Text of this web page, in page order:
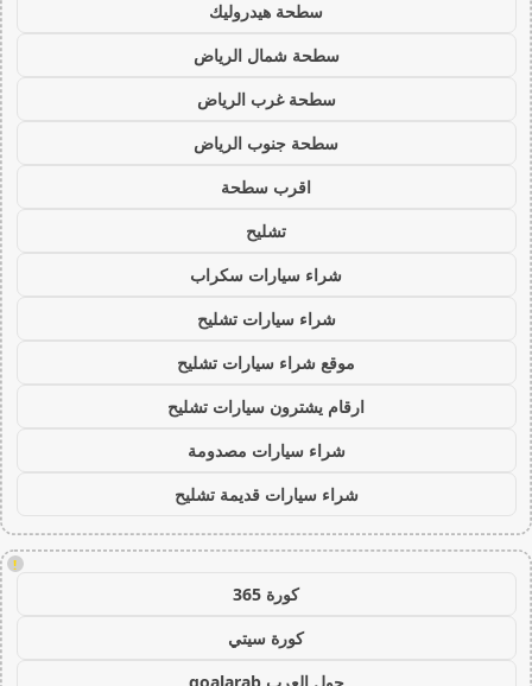
سطحة هيدروليك
سطحة شمال الرياض
سطحة غرب الرياض
سطحة جنوب الرياض
اقرب سطحة
تشليح
شراء سيارات سكراب
شراء سيارات تشليح
موقع شراء سيارات تشليح
ارقام يشترون سيارات تشليح
شراء سيارات مصدومة
شراء سيارات قديمة تشليح
!
كورة 365
كورة سيتي